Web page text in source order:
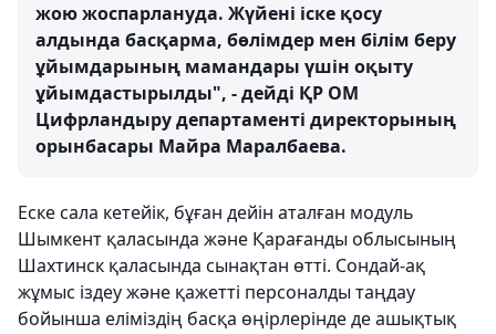
жою жоспарлануда. Жүйені іске қосу
алдында басқарма, бөлімдер мен білім беру
ұйымдарының мамандары үшін оқыту
ұйымдастырылды", - дейді ҚР ОМ
Цифрландыру департаменті директорының
орынбасары Майра Маралбаева.
Еске сала кетейік, бұған дейін аталған модуль
Шымкент қаласында және Қарағанды облысының
Шахтинск қаласында сынақтан өтті. Сондай-ақ
жұмыс іздеу және қажетті персоналды таңдау
бойынша еліміздің басқа өңірлерінде де ашықтық